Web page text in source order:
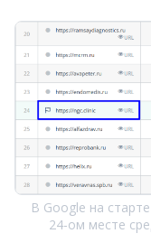
В Google на
24‑ом месте